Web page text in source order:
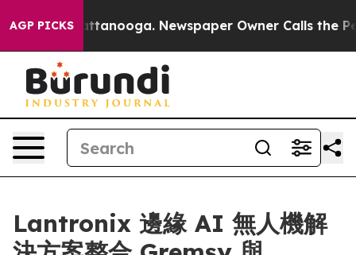
AGP PICKS
in Chattanooga. Newspaper Owner Calls the People
Lantronix 邊緣 AI 無人機解